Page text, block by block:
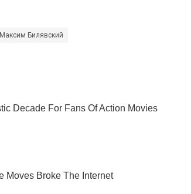
Максим Билявский